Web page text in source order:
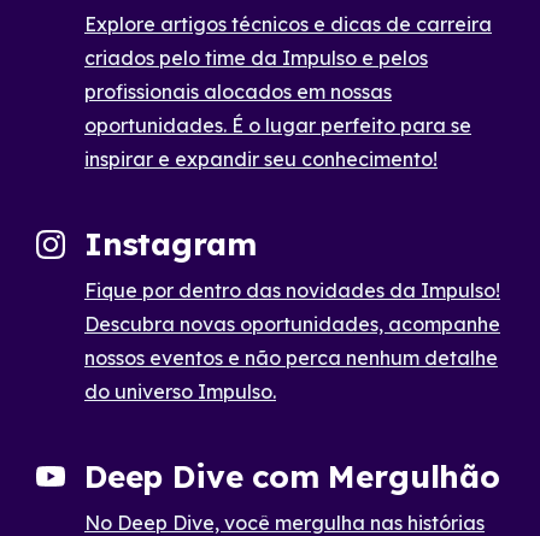
Explore artigos técnicos e dicas de carreira
criados pelo time da Impulso e pelos
profissionais alocados em nossas
oportunidades. É o lugar perfeito para se
inspirar e expandir seu conhecimento!
Instagram
Fique por dentro das novidades da Impulso!
Descubra novas oportunidades, acompanhe
nossos eventos e não perca nenhum detalhe
do universo Impulso.
Deep Dive com Mergulhão
No Deep Dive, você mergulha nas histórias